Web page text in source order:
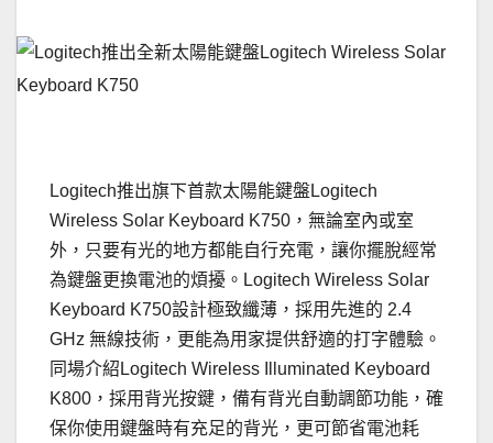
Logitech推出旗下首款太陽能鍵盤Logitech
Wireless Solar Keyboard K750，無論室內或室
外，只要有光的地方都能自行充電，讓你擺脫經常
為鍵盤更換電池的煩擾。Logitech Wireless Solar
Keyboard K750設計極致纖薄，採用先進的 2.4
GHz 無線技術，更能為用家提供舒適的打字體驗。
同場介紹Logitech Wireless Illuminated Keyboard
K800，採用背光按鍵，備有背光自動調節功能，確
保你使用鍵盤時有充足的背光，更可節省電池耗